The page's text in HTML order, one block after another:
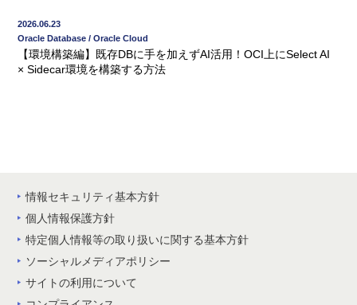
2026.06.23
Oracle Database / Oracle Cloud
【環境構築編】既存DBに手を加えずAI活用！OCI上にSelect AI
× Sidecar環境を構築する方法
情報セキュリティ基本方針
個人情報保護方針
特定個人情報等の取り扱いに関する基本方針
ソーシャルメディアポリシー
サイトの利用について